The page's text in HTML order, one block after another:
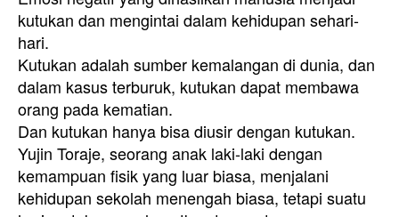
kutukan dan mengintai dalam kehidupan sehari-
hari.
Kutukan adalah sumber kemalangan di dunia, dan
dalam kasus terburuk, kutukan dapat membawa
orang pada kematian.
Dan kutukan hanya bisa diusir dengan kutukan.
Yujin Toraje, seorang anak laki-laki dengan
kemampuan fisik yang luar biasa, menjalani
kehidupan sekolah menengah biasa, tetapi suatu